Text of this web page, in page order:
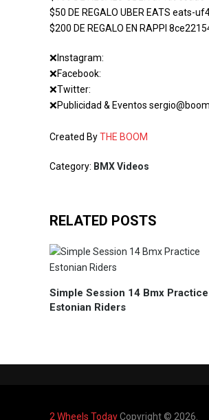
$50 DE REGALO UBER EATS eats-
$200 DE REGALO EN RAPPI
❌Instagram:
❌Facebook:
❌Twitter:
❌Publicidad & Eventos
Created ByTHE BOOM
Category: BMX Videos
RELATED POSTS
Simple Session 14 Bmx Practice
Estonian Riders
2 Wheels TodayCopyright © 2026.